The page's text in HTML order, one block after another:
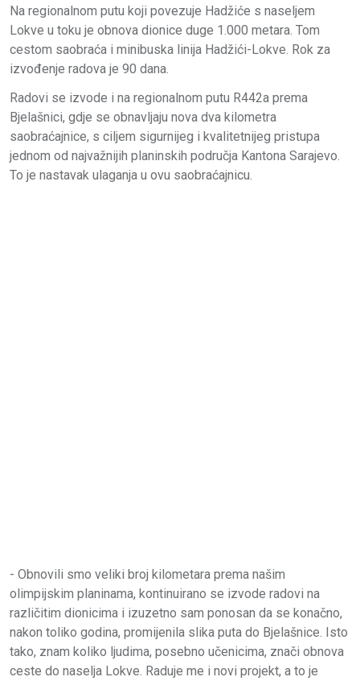
Na regionalnom putu koji povezuje Hadžiće s naseljem
Lokve u toku je obnova dionice duge 1.000 metara. Tom
cestom saobraća i minibuska linija Hadžići-Lokve. Rok za
izvođenje radova je 90 dana.
Radovi se izvode i na regionalnom putu R442a prema
Bjelašnici, gdje se obnavljaju nova dva kilometra
saobraćajnice, s ciljem sigurnijeg i kvalitetnijeg pristupa
jednom od najvažnijih planinskih područja Kantona Sarajevo.
To je nastavak ulaganja u ovu saobraćajnicu.
- Obnovili smo veliki broj kilometara prema našim
olimpijskim planinama, kontinuirano se izvode radovi na
različitim dionicima i izuzetno sam ponosan da se konačno,
nakon toliko godina, promijenila slika puta do Bjelašnice. Isto
tako, znam koliko ljudima, posebno učenicima, znači obnova
ceste do naselja Lokve. Raduje me i novi projekt, a to je